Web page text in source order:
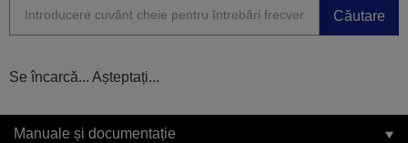
Căutare
Se încarcă... Așteptați...
Manuale și documentație